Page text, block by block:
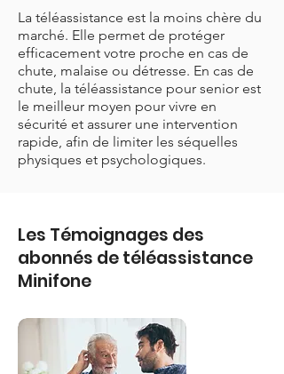
La téléassistance est la moins chère du
marché. Elle permet de protéger
efficacement votre proche en cas de
chute, malaise ou détresse. En cas de
chute, la téléassistance pour senior est
le meilleur moyen pour vivre en
sécurité et assurer une intervention
rapide, afin de limiter les séquelles
physiques et psychologiques.
Les Témoignages des
abonnés de téléassistance
Minifone